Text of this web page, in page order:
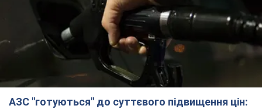
АЗС "готуються" до суттєвого підвищення цін: